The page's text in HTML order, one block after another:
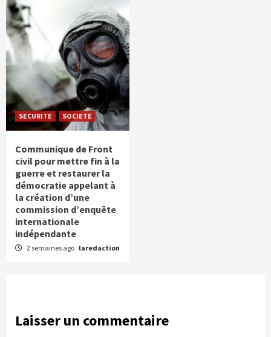
SECURITE SOCIETE
Communique de Front
civil pour mettre fin à la
guerre et restaurer la
démocratie appelant à
la création d’une
commission d’enquête
internationale
indépendante
2 semaines ago laredaction
Laisser un commentaire